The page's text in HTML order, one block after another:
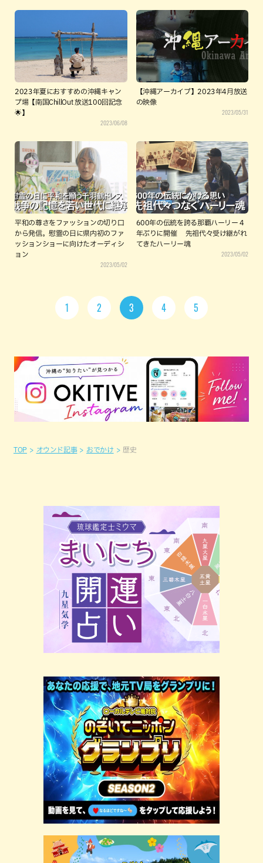
2023年夏におすすめの沖縄キャン
プ場【南国ChillOut 放送100回記念
🌟】
2023/06/08
【沖縄アーカイブ】2023年4月放送
の映像
2023/05/31
平和の尊さをファッションの切り口
から発信。慰霊の日に県内初のファ
ッションショーに向けたオーディシ
ョン
2023/05/02
600年の伝統を誇る那覇ハーリー 4
年ぶりに開催 先祖代々受け継がれ
てきたハーリー魂
2023/05/02
1 2 3 4 5
TOP オウンド記事 おでかけ 歴史